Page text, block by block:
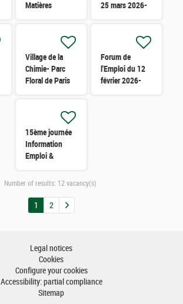
Matières
25 mars 2026-
Village de la
Chimie- Parc
Floral de Paris
Forum de
l'Emploi du 12
février 2026-
15ème journée
Information
Emploi &
Mercredi 19
Antibes H/F
Number of results: 12 vacancy(s)
1 2
Legal notices
Cookies
Configure your cookies
Accessibility: partial compliance
Sitemap